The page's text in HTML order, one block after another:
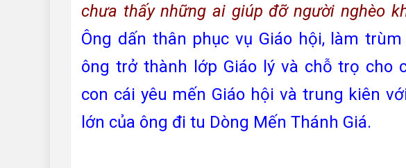
chưa thấy những ai giúp đỡ người nghèo
Ông dấn thân phục vụ Giáo hội, làm
ông trở thành lớp Giáo lý và chỗ trọ cho
con cái yêu mến Giáo hội và trung kiên
lớn của ông đi tu Dòng Mến Thánh Giá.